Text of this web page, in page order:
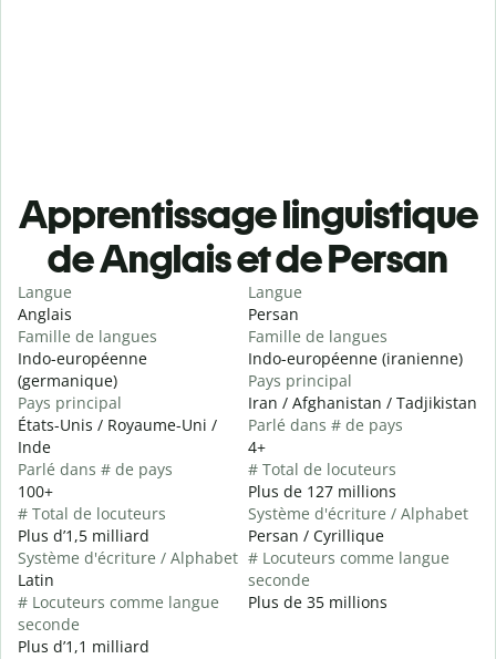
Apprentissage linguistique
de Anglais et de Persan
Langue
Anglais
Famille de langues
Indo-européenne
(germanique)
Pays principal
États-Unis / Royaume-Uni /
Inde
Parlé dans # de pays
100+
# Total de locuteurs
Plus d’1,5 milliard
Système d'écriture / Alphabet
Latin
# Locuteurs comme langue
seconde
Plus d’1,1 milliard
Langue
Persan
Famille de langues
Indo-européenne (iranienne)
Pays principal
Iran / Afghanistan / Tadjikistan
Parlé dans # de pays
4+
# Total de locuteurs
Plus de 127 millions
Système d'écriture / Alphabet
Persan / Cyrillique
# Locuteurs comme langue
seconde
Plus de 35 millions